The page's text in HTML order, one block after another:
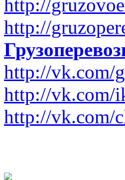
http://
http://
http://vk.com/
http://vk.com/
http://vk.com/